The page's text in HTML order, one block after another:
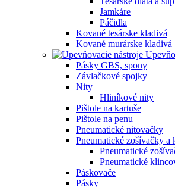
Jamkáre
Páčidla
Kované tesárske kladivá
Kované murárske kladivá
Pásky GBS, spony
Závlačkové spojky
Nity
Hliníkové nity
Pištole na kartuše
Pištole na penu
Pneumatické nitovačky
Pneumatické zošívačky a
Pneumatické
Pneumatické
Páskovače
Pásky